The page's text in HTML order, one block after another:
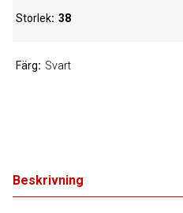
Beskrivning
Storlek 38
Färg Svart